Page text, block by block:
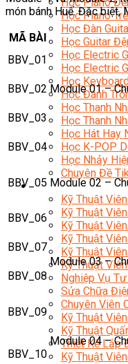
Học Piano
Học Đàn
Học Guitar
Học Electric
Học Electric
Học
Học Đánh
Học Thanh
Học Thanh
Học Hát Hay
Học K-POP
Học Nhảy
Chuyên Đề
Kỹ Thuật – Công
Kỹ Thuật
Kỹ Thuật
Kỹ Thuật
Kỹ Thuật
Kỹ Thuật
Kỹ Thuật
Nghiệp Vụ
Sửa Chữa
Chuyên Viên
Kỹ Thuật
Kỹ Thuật
Thiết Kế Lắp
Kỹ Thuật
món bánh Huế. Đặc biệt,
MÃ BÀI
BBV_01
Module 01 –
BBV_02
BBV_03
BBV_04
Module 02 –
BBV_05
BBV_06
BBV_07
Module 03 –
BBV_08
BBV_09
Module 04 –
BBV_10